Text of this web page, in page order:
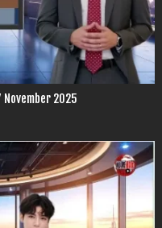
2025